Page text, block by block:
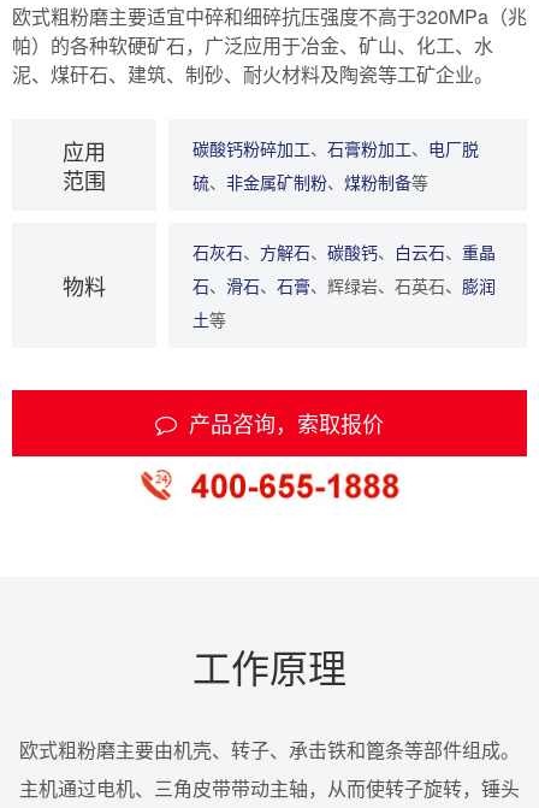
欧式粗粉磨主要适宜中碎和细碎抗压强度不高于320MPa（兆
帕）的各种软硬矿石，广泛应用于冶金、矿山、化工、水
泥、煤矸石、建筑、制砂、耐火材料及陶瓷等工矿企业。
应用
范围
碳酸钙粉碎加工、 石膏粉加工、 电厂脱
硫、 非金属矿制粉、 煤粉制备等
物料
石灰石、 方解石、 碳酸钙、 白云石、 重晶
石、 滑石、 石膏、辉绿岩、石英石、 膨润
土等
产品咨询，索取报价
工作原理
欧式粗粉磨主要由机壳、转子、承击铁和篦条等部件组成。
主机通过电机、三角皮带带动主轴，从而使转子旋转，锤头